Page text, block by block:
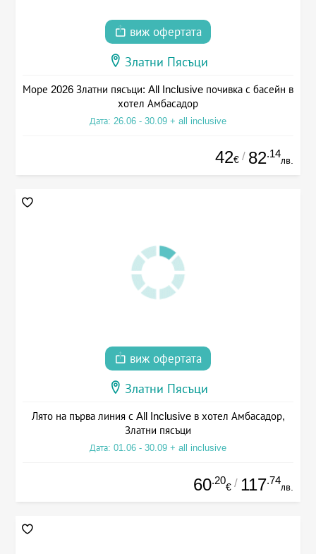
виж офертата
Златни Пясъци
Море 2026 Златни пясъци: All Inclusive почивка с басейн в
хотел Амбасадор
Дата: 26.06 - 30.09 + all inclusive
42€ / 82.14
лв.
виж офертата
Златни Пясъци
Лято на първа линия с All Inclusive в хотел Амбасадор,
Златни пясъци
Дата: 01.06 - 30.09 + all inclusive
60.20
€ / 117.74
лв.